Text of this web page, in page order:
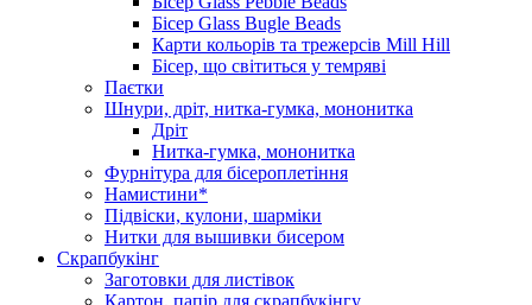
Бісер Glass Bugle Beads
Карти кольорів та трежерсів Mill Hill
Бісер, що світиться у темряві
Паєтки
Шнури, дріт, нитка-гумка, мононитка
Дріт
Нитка-гумка, мононитка
Фурнітура для бісероплетіння
Намистини*
Підвіски, кулони, шарміки
Нитки для вышивки бисером
Скрапбукінг
Заготовки для листівок
Картон, папір для скрапбукінгу